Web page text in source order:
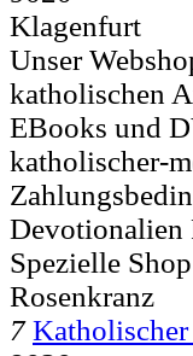
Klagenfurt
Unser
katholischen
EBooks und
katholischer-
Devotionalien
Spezielle
Rosenkranz
7